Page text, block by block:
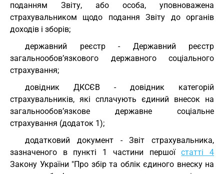
поданням Звіту, або особа, уповноважена
страхувальником щодо подання Звіту до органів
доходів і зборів;
державний реєстр - Державний реєстр
загальнообов’язкового державного соціального
страхування;
довідник ДКСЄВ - довідник категорій
страхувальників, які сплачують єдиний внесок на
загальнообов’язкове державне соціальне
страхування (додаток 1);
додатковий документ - Звіт страхувальника,
зазначеного в пункті 1 частини першоїстатті 4
Закону України "Про збір та облік єдиного внеску на